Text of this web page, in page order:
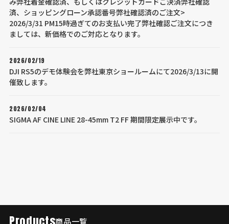
済、ショッピングローン承認番号弊社確認済のご注文>
2026/3/31 PM15時過ぎてのお支払い完了弊社確認ご注文につき
ましては、新価格でのご対応となります。
2026/02/19
DJI RS5のデモ体験会を弊社東京ショールームにて2026/3/13に開
催致します。
2026/02/04
SIGMA AF CINE LINE 28-45mm T2 FF 期間限定展示中です。
商品一覧